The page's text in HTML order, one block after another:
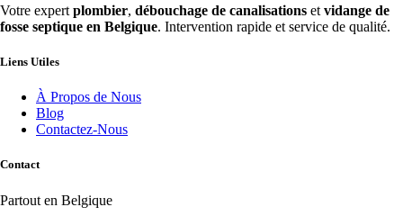
Votre expert plombier, débouchage de canalisations et vidange de
fosse septique en Belgique. Intervention rapide et service de qualité.
Liens Utiles
À Propos de Nous
Blog
Contactez-Nous
Contact
Partout en Belgique